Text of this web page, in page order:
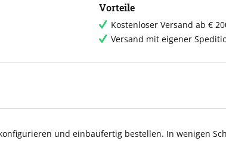
Vorteile
Kostenloser Versand ab €
Versand mit eigener
und einbaufertig bestellen. In wenigen